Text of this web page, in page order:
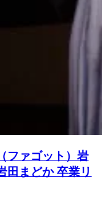
ファゴット）岩
田まどか 卒業リ